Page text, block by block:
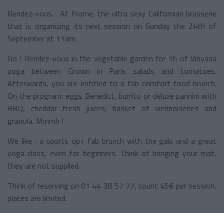
Rendez-vous… At Frame, the ultra sexy Californian brasserie
that is organizing its next session on Sunday the 24th of
September at 11am.
Go ! Rendez-vous in the vegetable garden for 1h of Vinyasa
yoga between Grown in Paris salads and tomatoes.
Afterwards, you are entitled to a fab comfort food brunch.
On the program: eggs Benedict, burrito or deluxe pannini with
BBQ, cheddar fresh juices, basket of viennoiseries and
granola. Mmmh !
We like : a sports op+ fab brunch with the gals and a great
yoga class, even for beginners. Think of bringing your mat,
they are not supplied.
Think of reserving on 01 44 38 57 77, count 45€ per session,
places are limited.